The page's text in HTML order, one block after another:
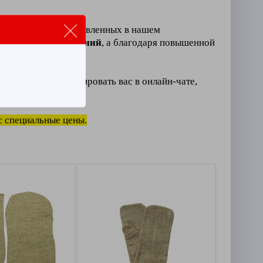
рукавиц
представленных в нашем
повреждений, а благодаря повышенной
проконсультировать вас в онлайн-чате,
специальные цены.